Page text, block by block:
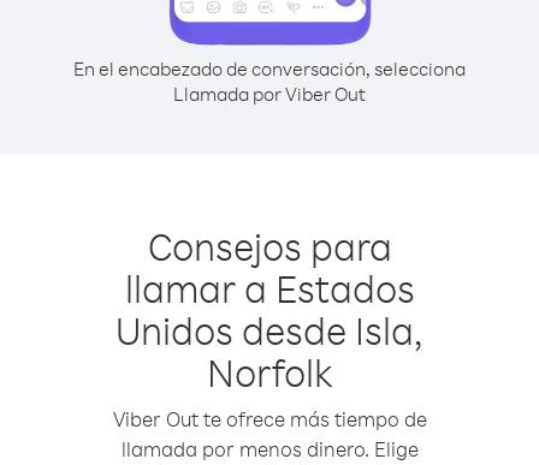
En el encabezado de conversación, selecciona
Llamada por Viber Out
Consejos para
llamar a Estados
Unidos desde Isla,
Norfolk
Viber Out te ofrece más tiempo de
llamada por menos dinero. Elige